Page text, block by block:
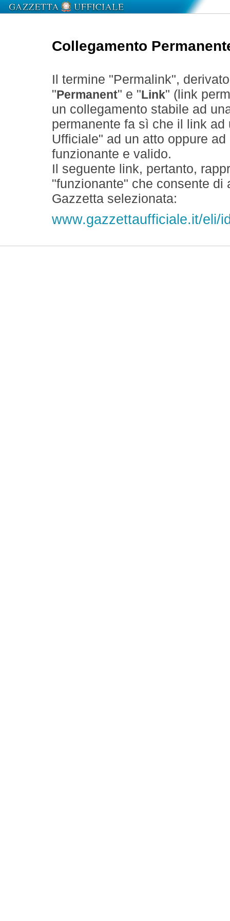
Collegamento
Il termine "Permalink",
" Permanent" e " Link" (link
un collegamento stabile ad
permanente fa sì che il link
Ufficiale" ad un atto oppure
funzionante e valido.
Il seguente link, pertanto,
"funzionante" che consente
Gazzetta selezionata:
www.gazzettaufficiale.it/eli/